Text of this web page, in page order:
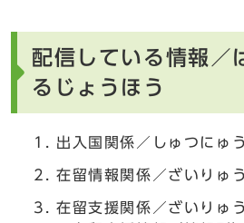
配信している情報／
るじょうほう
出入国関係／しゅつにゅ
在留情報関係／ざいりゅ
在留支援関係／ざいりゅ